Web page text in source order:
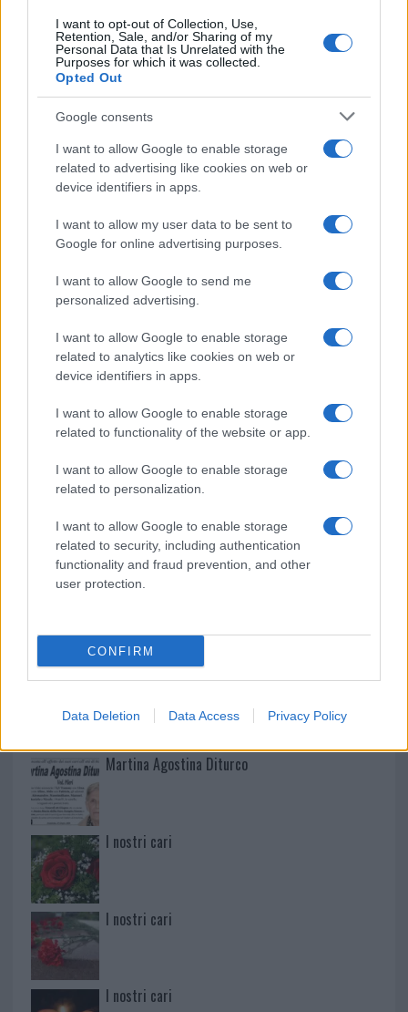
I want to opt-out of Collection, Use,
Retention, Sale, and/or Sharing of my
Personal Data that Is Unrelated with the
Purposes for which it was collected.
Opted Out
Google consents
I want to allow Google to enable storage
related to advertising like cookies on web or
device identifiers in apps.
I want to allow my user data to be sent to
Google for online advertising purposes.
I want to allow Google to send me
personalized advertising.
I want to allow Google to enable storage
related to analytics like cookies on web or
device identifiers in apps.
I want to allow Google to enable storage
related to functionality of the website or app.
I want to allow Google to enable storage
related to personalization.
I want to allow Google to enable storage
related to security, including authentication
functionality and fraud prevention, and other
user protection.
CONFIRM
Data Deletion Data Access Privacy Policy
Olbia, divieto di sosta contro spaccio e degrado:
esplode la protesta
Pausa caffè impeccabile: come scegliere la
soluzione ideale per la casa e l’ufficio
Monte Pino, la fine di un lungo dolore: storia e
rinascita della strada che segnò la Gallura
Raid nelle campagne di Berchidda, rischio per
NECROLOGIE
Paolo Pinna
Martina Agostina Diturco
I nostri cari
I nostri cari
I nostri cari